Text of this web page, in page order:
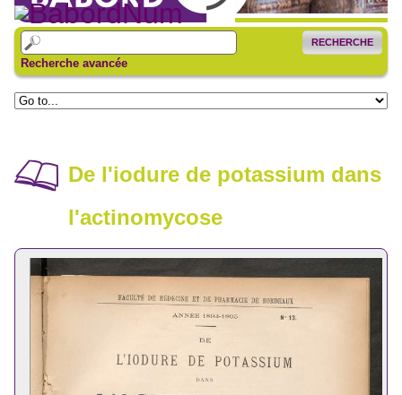
RECHERCHE
Recherche avancée
De l'iodure de potassium dans
l'actinomycose